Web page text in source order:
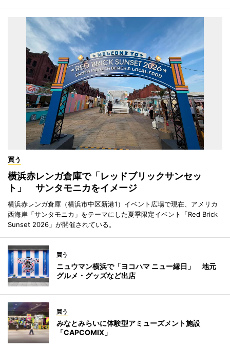
買う
横浜赤レンガ倉庫で「レッドブリックサンセッ
ト」 サンタモニカをイメージ
横浜赤レンガ倉庫（横浜市中区新港1）イベント広場で現在、アメリカ
西海岸「サンタモニカ」をテーマにした夏季限定イベント「Red Brick
Sunset 2026」が開催されている。
買う
ニュウマン横浜で「ヨコハマ ニュー縁日」 地元
グルメ・グッズなど出店
買う
みなとみらいに体験型アミューズメント施設
「CAPCOMIX」